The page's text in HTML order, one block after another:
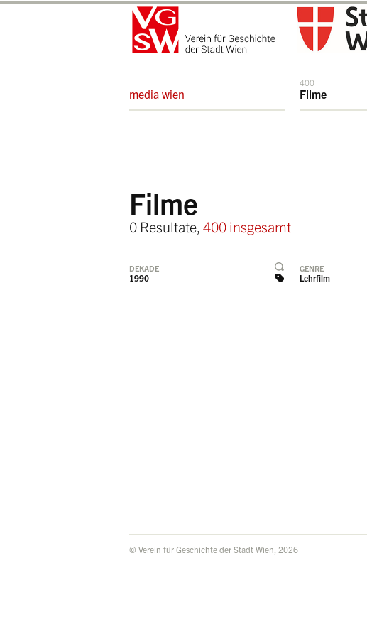
media wien
400
Filme
Filme
0 Resultate, 400 insgesamt
DEKADE
1990
GENRE
Lehrfilm
© Verein für Geschichte der Stadt Wien, 2026